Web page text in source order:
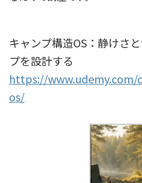
キャンプ構造OS：静けさ
プを設計する
https://
os/